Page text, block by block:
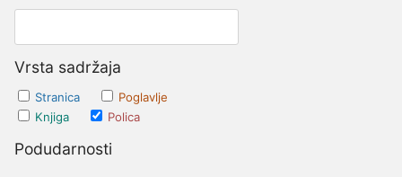
Vrsta sadržaja
Stranica
Poglavlje
Knjiga
Polica
Podudarnosti